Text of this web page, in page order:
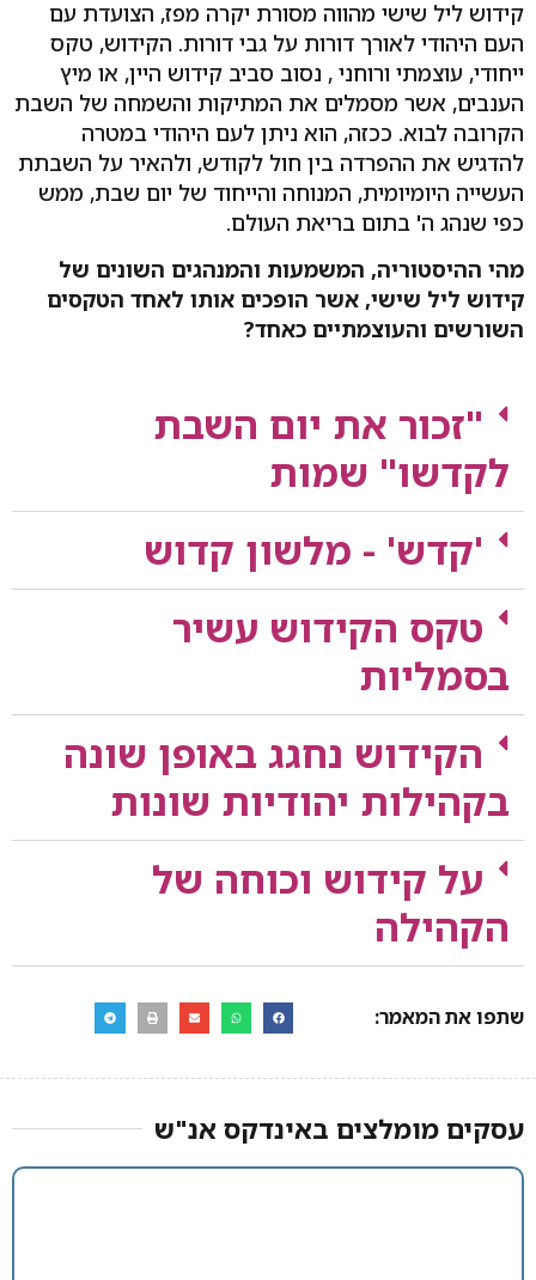
קידוש ליל שישי מהווה מסורת יקרה מפז, הצועדת עם
העם היהודי לאורך דורות על גבי דורות. הקידוש, טקס
ייחודי, עוצמתי ורוחני , נסוב סביב קידוש היין, או מיץ
הענבים, אשר מסמלים את המתיקות והשמחה של השבת
הקרובה לבוא. ככזה, הוא ניתן לעם היהודי במטרה
להדגיש את ההפרדה בין חול לקודש, ולהאיר על השבתת
העשייה היומיומית, המנוחה והייחוד של יום שבת, ממש
כפי שנהג ה' בתום בריאת העולם.
מהי ההיסטוריה, המשמעות והמנהגים השונים של
קידוש ליל שישי, אשר הופכים אותו לאחד הטקסים
השורשים והעוצמתיים כאחד?
"זכור את יום השבת
לקדשו" שמות
'קדש' - מלשון קדוש
טקס הקידוש עשיר
בסמליות
הקידוש נחגג באופן שונה
בקהילות יהודיות שונות
על קידוש וכוחה של
הקהילה
שתפו את המאמר:
עסקים מומלצים באינדקס אנ"ש​